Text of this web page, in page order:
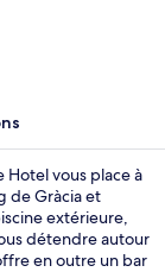
Hotel vous place à
de Gràcia et
extérieure,
détendre autour
en outre un bar